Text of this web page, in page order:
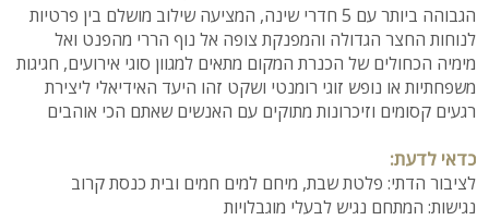
הגבוהה ביותר עם 5 חדרי שינה, המציעה שילוב מושלם בין פרטיות
לנוחות החצר הגדולה והמפנקת צופה אל נוף הררי מהפנט ואל
מימיה הכחולים של הכנרת המקום מתאים למגוון סוגי אירועים, חגיגות
משפחתיות או נופש זוגי רומנטי ושקט זהו היעד האידיאלי ליצירת
רגעים קסומים וזיכרונות מתוקים עם האנשים שאתם הכי אוהבים
כדאי לדעת:
לציבור הדתי: פלטת שבת, מיחם למים חמים ובית כנסת קרוב
נגישות: המתחם נגיש לבעלי מוגבלויות